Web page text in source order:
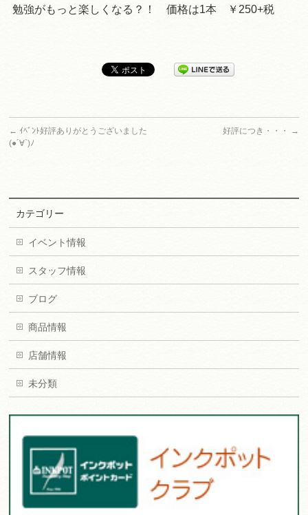
勉強がもっと楽しくなる？！ 価格は1本 ￥250+税
← ｲﾍﾞﾝﾄ好評ありがとうございました
(●´∀`)ﾉ
好評につき・・・ →
カテゴリー
イベント情報
スタッフ情報
ブログ
商品情報
店舗情報
未分類